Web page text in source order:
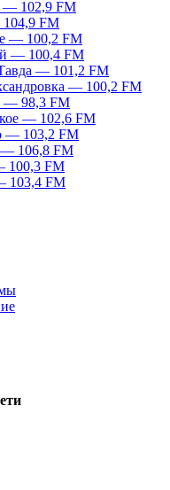
— 102,9 FM
FM
— 100,2 FM
— 100,4 FM
— 101,2 FM
— 100,2 FM
— 98,3 FM
— 102,6 FM
— 103,2 FM
106,8 FM
100,3 FM
103,4 FM